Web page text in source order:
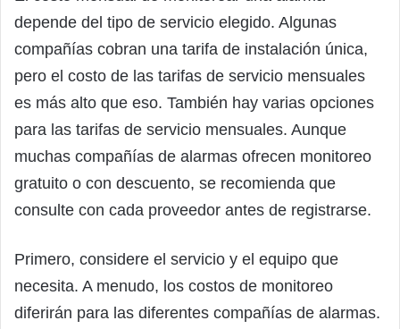
depende del tipo de servicio elegido. Algunas
compañías cobran una tarifa de instalación única,
pero el costo de las tarifas de servicio mensuales
es más alto que eso. También hay varias opciones
para las tarifas de servicio mensuales. Aunque
muchas compañías de alarmas ofrecen monitoreo
gratuito o con descuento, se recomienda que
consulte con cada proveedor antes de registrarse.
Primero, considere el servicio y el equipo que
necesita. A menudo, los costos de monitoreo
diferirán para las diferentes compañías de alarmas.